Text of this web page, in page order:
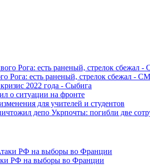
Рога: есть раненый, стрелок сбежал -
2022 года - Сыбига
о ситуации на фронте
для учителей и студентов
депо Укрпочты: погибли две
РФ на выборы во Франции